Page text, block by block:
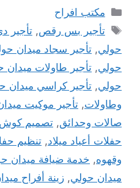
التصنيفات
مكتب افراح
الوسوم
تأجير بس رقص,تأجير
حولي, تأجير سجاد ميدان
حولي, تأجير طاولات ميدان
حولي, تأجير كراسي ميدان
وطاولات, تأجير موكيت
صالات وحدائق, تصميم كوش
حفلات أعياد ميلاد, تنظيم
وقهوه, خدمة ضيافة ميدان
ميدان حولي, زينة أفراح